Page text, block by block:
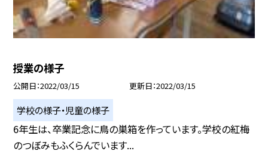
授業の様子
公開日 2022/03/15 更新日 2022/03/15
学校の様子・児童の様子
6年生は、卒業記念に鳥の巣箱を作っています。学校の紅梅
のつぼみもふくらんでいます...